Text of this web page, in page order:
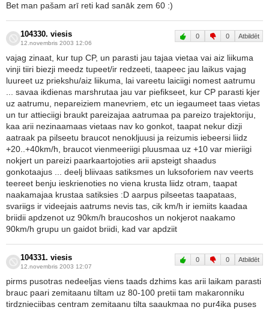
Bet man pašam arī reti kad sanāk zem 60 :)
104330. viesis
12.novembris 2003 12:06
0 0 Atbildēt
vajag zinaat, kur tup CP, un parasti jau tajaa vietaa vai aiz liikuma
vinji tiiri biezji meedz tupeet/ir redzeeti, taapeec jau laikus vajag
luureet uz priekshu/aiz liikuma, lai vareetu laiciigi nomest aatrumu
... savaa ikdienas marshrutaa jau var piefikseet, kur CP parasti kjer
uz aatrumu, nepareiziem manevriem, etc un iegaumeet taas vietas
un tur attieciigi braukt pareizajaa aatrumaa pa pareizo trajektoriju,
kaa arii nezinaamaas vietaas nav ko gonkot, taapat nekur dizji
aatraak pa pilseetu braucot nenokljuusi ja reizumis iebeersi liidz
+20..+40km/h, braucot vienmeeriigi pluusmaa uz +10 var mieriigi
nokjert un pareizi paarkaartojoties arii apsteigt shaadus
gonkotaajus ... deelj bliivaas satiksmes un luksoforiem nav veerts
teereet benju ieskrienoties no viena krusta liidz otram, taapat
naakamajaa krustaa satiksies :D aarpus pilseetas taapataas,
svariigs ir videejais aatrums nevis tas, cik km/h ir iemiits kaadaa
briidii apdzenot uz 90km/h braucoshos un nokjerot naakamo
90km/h grupu un gaidot briidi, kad var apdziit
104331. viesis
12.novembris 2003 12:07
0 0 Atbildēt
pirms pusotras nedeeljas viens taads dzhims kas arii laikam parasti
brauc paari zemitaanu tiltam uz 80-100 pretii tam makaronniku
tirdznieciibas centram zemitaanu tilta saaukmaa no pur4ika puses